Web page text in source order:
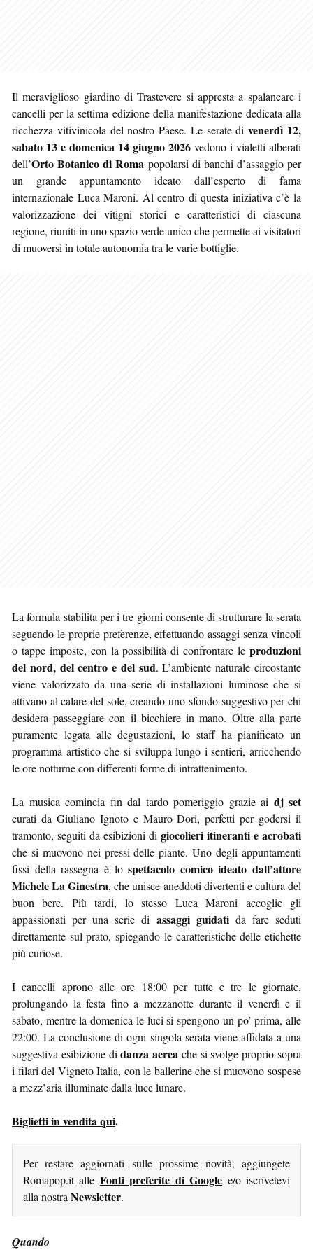
Il meraviglioso giardino di Trastevere si appresta a spalancare i
cancelli per la settima edizione della manifestazione dedicata alla
ricchezza vitivinicola del nostro Paese. Le serate divenerdì 12,
sabato 13 e domenica 14 giugno 2026 vedono i vialetti alberati
dell’Orto Botanico di Roma popolarsi di banchi d’assaggio per
un grande appuntamento ideato dall’esperto di fama
internazionale Luca Maroni. Al centro di questa iniziativa c’è la
valorizzazione dei vitigni storici e caratteristici di ciascuna
regione, riuniti in uno spazio verde unico che permette ai visitatori
di muoversi in totale autonomia tra le varie bottiglie.
La formula stabilita per i tre giorni consente di strutturare la serata
seguendo le proprie preferenze, effettuando assaggi senza vincoli
o tappe imposte, con la possibilità di confrontare le produzioni
del nord, del centro e del sud. L’ambiente naturale circostante
viene valorizzato da una serie di installazioni luminose che si
attivano al calare del sole, creando uno sfondo suggestivo per chi
desidera passeggiare con il bicchiere in mano. Oltre alla parte
puramente legata alle degustazioni, lo staff ha pianificato un
programma artistico che si sviluppa lungo i sentieri, arricchendo
le ore notturne con differenti forme di intrattenimento.
La musica comincia fin dal tardo pomeriggio grazie ai dj set
curati da Giuliano Ignoto e Mauro Dori, perfetti per godersi il
tramonto, seguiti da esibizioni di giocolieri itineranti e acrobati
che si muovono nei pressi delle piante. Uno degli appuntamenti
fissi della rassegna è lospettacolo comico ideato dall’attore
Michele La Ginestra, che unisce aneddoti divertenti e cultura del
buon bere. Più tardi, lo stesso Luca Maroni accoglie gli
appassionati per una serie di assaggi guidatida fare seduti
direttamente sul prato, spiegando le caratteristiche delle etichette
più curiose.
I cancelli aprono alle ore 18:00 per tutte e tre le giornate,
prolungando la festa fino a mezzanotte durante il venerdì e il
sabato, mentre la domenica le luci si spengono un po’ prima, alle
22:00. La conclusione di ogni singola serata viene affidata a una
suggestiva esibizione didanza aerea che si svolge proprio sopra
i filari del Vigneto Italia, con le ballerine che si muovono sospese
a mezz’aria illuminate dalla luce lunare.
Biglietti in vendita qui.
Per restare aggiornati sulle prossime novità, aggiungete
Romapop.it alle Fonti preferite di Google e/o iscrivetevi
alla nostra Newsletter.
Quando